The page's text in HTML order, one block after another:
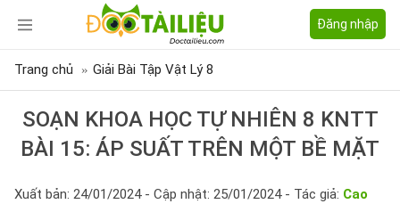
Đăng nhập
Trang chủ Giải Bài Tập Vật Lý 8
SOẠN KHOA HỌC TỰ NHIÊN 8 KNTT
BÀI 15: ÁP SUẤT TRÊN MỘT BỀ MẶT
Xuất bản: 24/01/2024 - Cập nhật: 25/01/2024 - Tác giả: Cao